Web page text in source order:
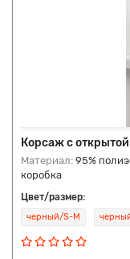
Корсаж с
Материал: 95%
коробка
Цвет/размер:
черный/S-M